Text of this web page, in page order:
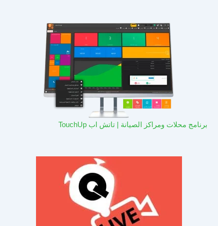
برنامج محلات ومراكز الصيانة | تاتش اب TouchUp